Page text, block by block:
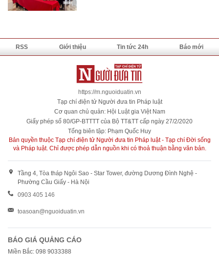
RSS Giới thiệu Tin tức 24h Báo mới
https://m.nguoiduatin.vn
Tạp chí điện tử Người đưa tin Pháp luật
Cơ quan chủ quản: Hội Luật gia Việt Nam
Giấy phép số 80/GP-BTTTT của Bộ TT&TT cấp ngày 27/2/2020
Tổng biên tập: Phạm Quốc Huy
Bản quyền thuộc Tạp chí điện tử Người đưa tin Pháp luật - Tạp chí Đời sống
và Pháp luật. Chỉ được phép dẫn nguồn khi có thoả thuận bằng văn bản.
Tầng 4, Tòa tháp Ngôi Sao - Star Tower, đường Dương Đình Nghệ -
Phường Cầu Giấy - Hà Nội
0903 405 146
toasoan@nguoiduatin.vn
BÁO GIÁ QUẢNG CÁO
Miền Bắc: 098 9033388